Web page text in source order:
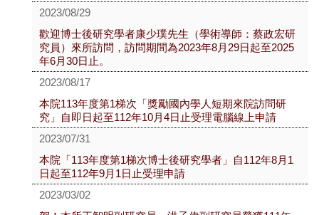
2023/08/29
歡迎博士後研究學者康少璞先生（學術導師：蔡政宏研
究員）來所訪問，訪問期間為2023年8月29日起至2025
年6月30日止。
2023/08/17
本院113年度第1梯次「獎勵國內學人短期來院訪問研
究」自即日起至112年10月4日止受理電腦線上申請
2023/07/31
本院「113年度第1梯次博士後研究學者」自112年8月1
日起至112年9月1日止受理申請
2023/03/02